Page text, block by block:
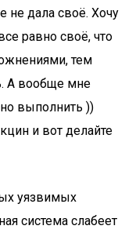
не дала своё. Хочу
равно своё, что
тем
А вообще мне
выполнить ))
и вот делайте
уязвимых
система слабеет